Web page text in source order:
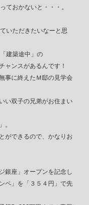
おかないと・・・。
いただきたいなーと思
建築途中」の
ャンスがあるんです！
事に終えたＭ邸の見学会
い双子の兄弟がお住まい
。
ができるので、かなりお
銀座」オープンを記念し
ペ」を「３５４円」で先